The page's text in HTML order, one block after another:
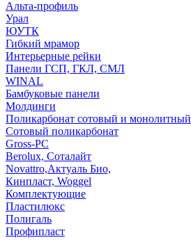
Альта-профиль
Урал
ЮУТК
Гибкий мрамор
Интерьерные рейки
Панели ГСП, ГКЛ, СМЛ
WINAL
Бамбуковые панели
Молдинги
Поликарбонат сотовый и монолитный
Сотовый поликарбонат
Gross-PC
Berolux, Соталайт
Novattro,Актуаль Био,
Кинпласт, Woggel
Комплектующие
Пластилюкс
Полигаль
Профипласт